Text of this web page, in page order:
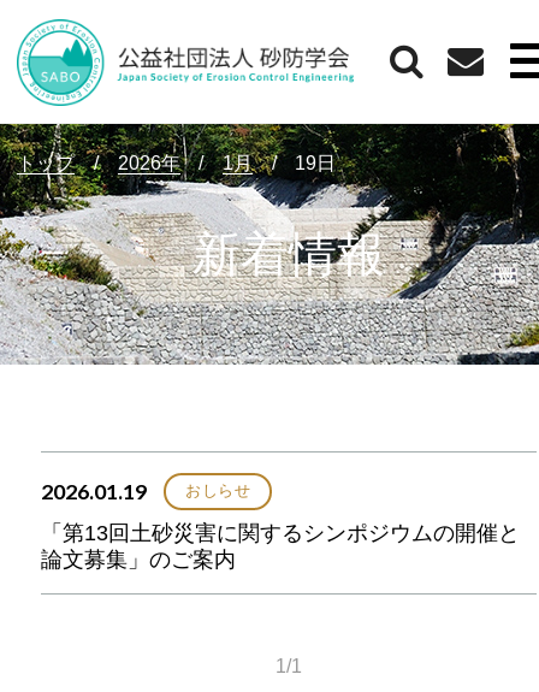
新着情報
トップ / 2026年 / 1月 / 19日
2026.01.19 おしらせ
「第13回土砂災害に関するシンポジウムの開催と
論文募集」のご案内
1/1